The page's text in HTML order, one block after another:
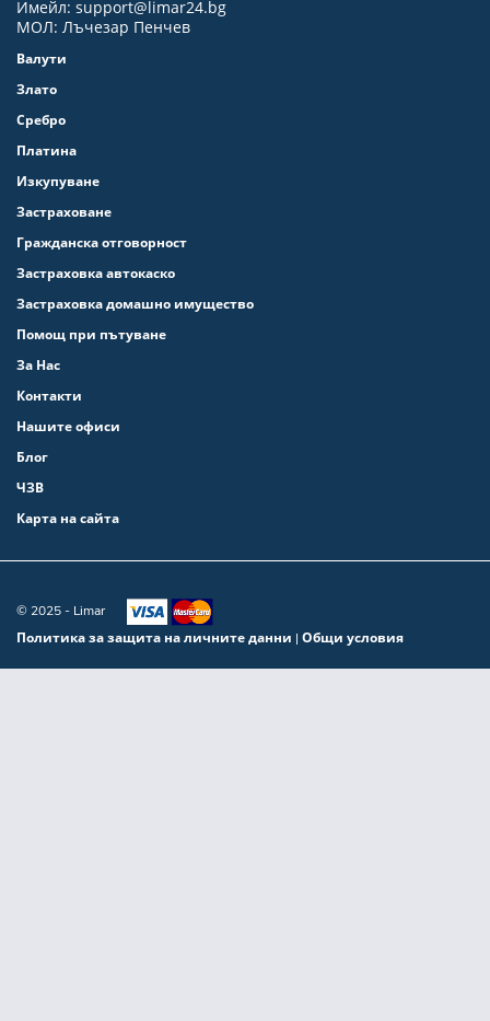
Имейл: support@limar24.bg
МОЛ: Лъчезар Пенчев
Валути
Злато
Сребро
Платина
Изкупуване
Застраховане
Гражданска отговорност
Застраховка автокаско
Застраховка домашно имущество
Помощ при пътуване
За Нас
Контакти
Нашите офиси
Блог
ЧЗВ
Карта на сайта
© 2025 - Limar
Политика за защита на личните данни | Общи условия